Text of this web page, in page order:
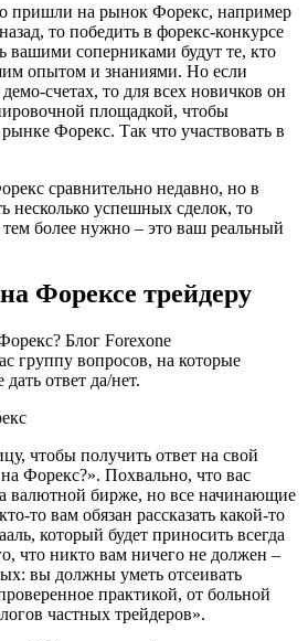
пришли на рынок Форекс, например
то победить в форекс-конкурсе
вашими соперниками будут те, кто
опытом и знаниями. Но если
счетах, то для всех новичков он
площадкой, чтобы
рынке Форекс. Так что участвовать в
сравнительно недавно, но в
несколько успешных сделок, то
тем более нужно – это ваш реальный
Форексе трейдеру
Блог Forexone
группу вопросов, на которые
ответ да/нет.
чтобы получить ответ на свой
Форекс?». Похвально, что вас
валютной бирже, но все начинающие
то вам обязан рассказать какой-то
который будет приносить всегда
что никто вам ничего не должен –
вы должны уметь отсеивать
практикой, от больной
частных трейдеров».